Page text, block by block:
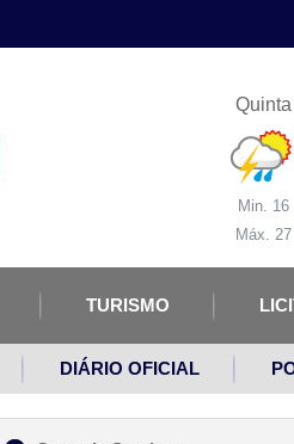
Quinta
Min. 16
Máx. 27
TURISMO
DIÁRIO OFICIAL